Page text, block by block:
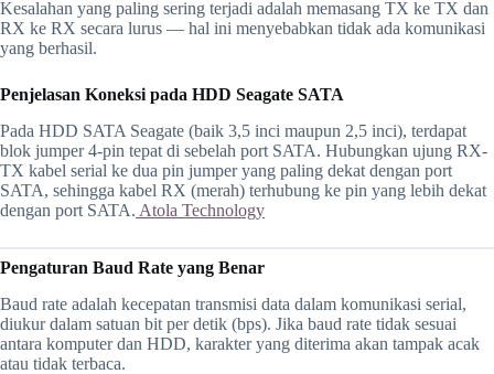
Kesalahan yang paling sering terjadi adalah memasang TX ke TX dan
RX ke RX secara lurus — hal ini menyebabkan tidak ada komunikasi
yang berhasil.
Penjelasan Koneksi pada HDD Seagate SATA
Pada HDD SATA Seagate (baik 3,5 inci maupun 2,5 inci), terdapat
blok jumper 4-pin tepat di sebelah port SATA. Hubungkan ujung RX-
TX kabel serial ke dua pin jumper yang paling dekat dengan port
SATA, sehingga kabel RX (merah) terhubung ke pin yang lebih dekat
dengan port SATA. Atola Technology
Pengaturan Baud Rate yang Benar
Baud rate adalah kecepatan transmisi data dalam komunikasi serial,
diukur dalam satuan bit per detik (bps). Jika baud rate tidak sesuai
antara komputer dan HDD, karakter yang diterima akan tampak acak
atau tidak terbaca.